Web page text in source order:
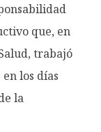
que, en
trabajó
los días
la